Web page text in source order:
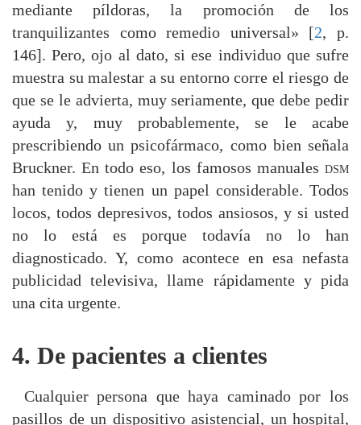
mediante píldoras, la promoción de los
tranquilizantes como remedio universal» [2, p.
146]. Pero, ojo al dato, si ese individuo que sufre
muestra su malestar a su entorno corre el riesgo de
que se le advierta, muy seriamente, que debe pedir
ayuda y, muy probablemente, se le acabe
prescribiendo un psicofármaco, como bien señala
Bruckner. En todo eso, los famosos manuales dsm
han tenido y tienen un papel considerable. Todos
locos, todos depresivos, todos ansiosos, y si usted
no lo está es porque todavía no lo han
diagnosticado. Y, como acontece en esa nefasta
publicidad televisiva, llame rápidamente y pida
una cita urgente.
4. De pacientes a clientes
Cualquier persona que haya caminado por los
pasillos de un dispositivo asistencial, un hospital,